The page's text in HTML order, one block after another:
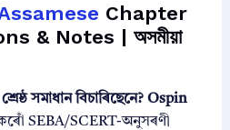
Chapter
& Notes | অসমীয়া
সমাধান বিচাৰিছেনে? Ospin
SEBA/SCERT-অনুসৰণী